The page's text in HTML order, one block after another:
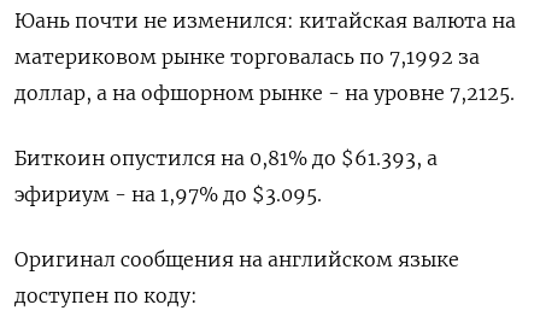
Юань почти не изменился: китайская валюта на
материковом рынке торговалась по 7,1992​ за
доллар, а на офшорном рынке - на уровне 7,2125.
Биткоин опустился на 0,81% до $61.393, а
эфириум - на 1,97% до $3.095.
Оригинал сообщения на английском языке
доступен по коду: